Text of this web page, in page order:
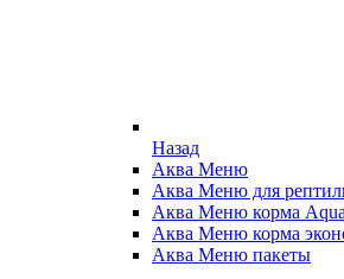
Назад
Аква Меню
Аква Меню для
Аква Меню корма
Аква Меню корма
Аква Меню пакеты